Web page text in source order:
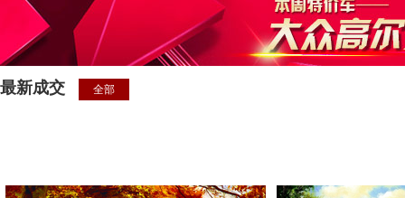
最新成交 全部